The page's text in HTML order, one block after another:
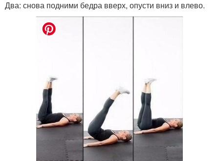
Два: снова подними бедра вверх, опусти вниз и влево.